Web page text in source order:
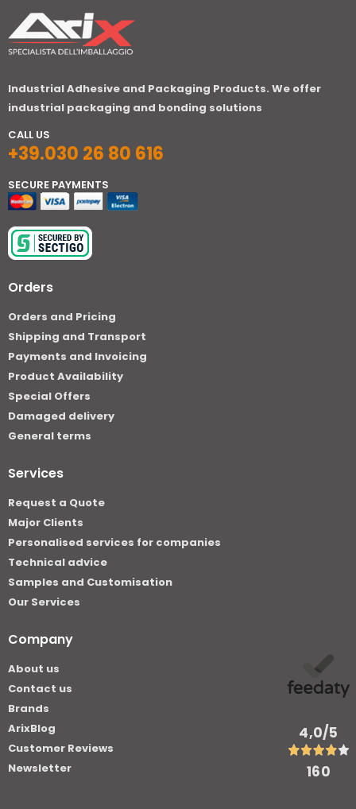
Industrial Adhesive and Packaging Products. We offer
industrial packaging and bonding solutions
CALL US
+39.030 26 80 616
SECURE PAYMENTS
Orders
Orders and Pricing
Shipping and Transport
Payments and Invoicing
Product Availability
Special Offers
Damaged delivery
General terms
Services
Request a Quote
Major Clients
Personalised services for companies
Technical advice
Samples and Customisation
Our Services
Company
About us
Contact us
Brands
ArixBlog
Customer Reviews
Newsletter
4,0/5
160